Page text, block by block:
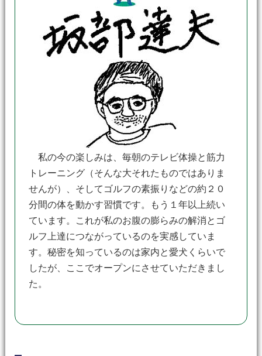
私の今の楽しみは、毎朝のテレビ体操と筋力
トレーニング（そんな大それたものではありま
せんが）、そしてゴルフの素振りなどの約２０
分間の体を動かす習慣です。もう１年以上続い
ています。これが私のお腹の膨らみの解消とゴ
ルフ上達につながっているのを実感していま
す。秘密を知っているのは家内と愛犬くらいで
したが、ここでオープンにさせていただきまし
た。